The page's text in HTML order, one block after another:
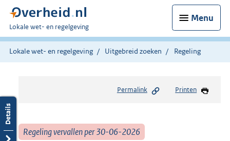
Menu
U
bent
hier:
Lokale wet- en regelgeving
Lokale wet- en regelgeving Uitgebreid zoeken Regeling
Permalink Printen
Regeling vervallen per 30-06-2026